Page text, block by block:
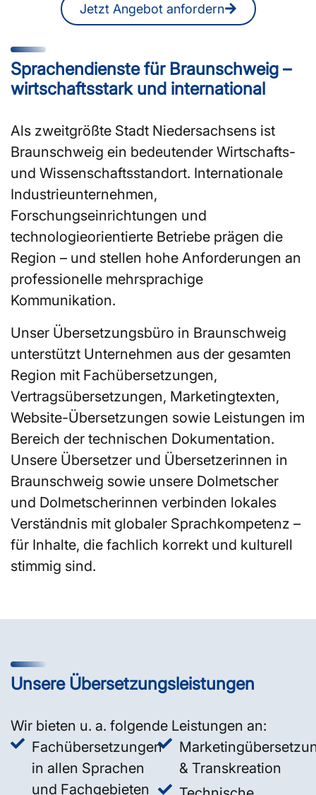
Jetzt Angebot anfordern
Sprachendienste für Braunschweig –
wirtschaftsstark und international
Als zweitgrößte Stadt Niedersachsens ist
Braunschweig ein bedeutender Wirtschafts-
und Wissenschaftsstandort. Internationale
Industrieunternehmen,
Forschungseinrichtungen und
technologieorientierte Betriebe prägen die
Region – und stellen hohe Anforderungen an
professionelle mehrsprachige
Kommunikation.
Unser Übersetzungsbüro in Braunschweig
unterstützt Unternehmen aus der gesamten
Region mit Fachübersetzungen,
Vertragsübersetzungen, Marketingtexten,
Website-Übersetzungen sowie Leistungen im
Bereich der technischen Dokumentation.
Unsere Übersetzer und Übersetzerinnen in
Braunschweig sowie unsere Dolmetscher
und Dolmetscherinnen verbinden lokales
Verständnis mit globaler Sprachkompetenz –
für Inhalte, die fachlich korrekt und kulturell
stimmig sind.
Unsere Übersetzungsleistungen
Wir bieten u. a. folgende Leistungen an:
Fachübersetzungen
in allen Sprachen
und Fachgebieten
& Transkreation